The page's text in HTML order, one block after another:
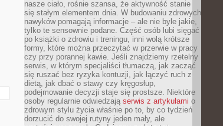
nasze ciało, rośnie szansa, że aktywność stanie
się stałym elementem dnia. W budowaniu zdrowych
nawyków pomagają informacje – ale nie byle jakie,
tylko te sensownie podane. Część osób lubi sięgać
po książki o zdrowiu i treningu, inni wolą krótsze
formy, które można przeczytać w przerwie w pracy
czy przy porannej kawie. Jeśli znajdziemy rzetelny
serwis, w którym specjaliści tłumaczą, jak zacząć
się ruszać bez ryzyka kontuzji, jak łączyć ruch z
dietą, jak dbać o stawy czy kręgosłup,
podejmowanie decyzji staje się prostsze. Niektóre
osoby regularnie odwiedzają serwis z artykułami o
zdrowym stylu życia właśnie po to, by co tydzień
dorzucić do swojej rutyny jeden mały, ale